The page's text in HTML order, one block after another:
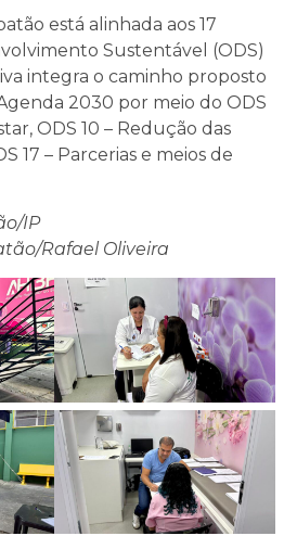
está alinhada aos 17
Sustentável (ODS)
integra o caminho proposto
2030 por meio do ODS
ODS 10 – Redução das
17 – Parcerias e meios de
IP
Rafael Oliveira